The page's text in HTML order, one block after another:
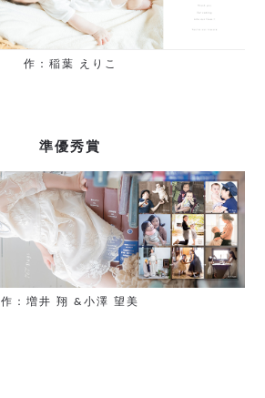
作：稲葉 えりこ
準優秀賞
作：増井 翔 &小澤 望美